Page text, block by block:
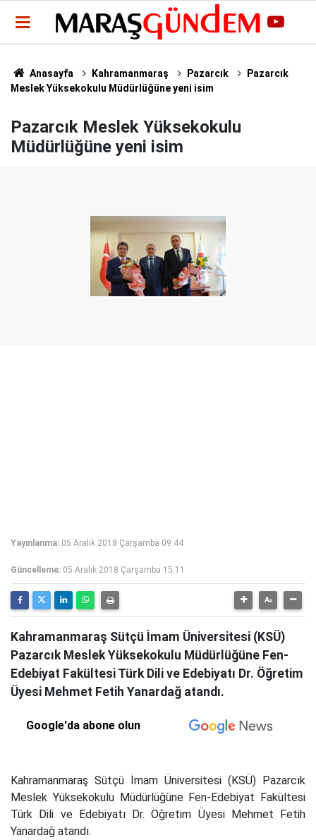
Anasayfa Kahramanmaraş Pazarcık
Pazarcık
Meslek Yüksekokulu Müdürlüğüne yeni isim
Pazarcık Meslek Yüksekokulu
Müdürlüğüne yeni isim
Yayınlanma: 05 Aralık 2018 Çarşamba 09:44
Güncelleme: 05 Aralık 2018 Çarşamba 15:11
Kahramanmaraş Sütçü İmam Üniversitesi (KSÜ)
Pazarcık Meslek Yüksekokulu Müdürlüğüne Fen-
Edebiyat Fakültesi Türk Dili ve Edebiyatı Dr. Öğretim
Üyesi Mehmet Fetih Yanardağ atandı.
Google'da abone olun
Kahramanmaraş Sütçü İmam Üniversitesi (KSÜ) Pazarcık
Meslek Yüksekokulu Müdürlüğüne Fen-Edebiyat Fakültesi
Türk Dili ve Edebiyatı Dr. Öğretim Üyesi Mehmet Fetih
Yanardağ atandı.